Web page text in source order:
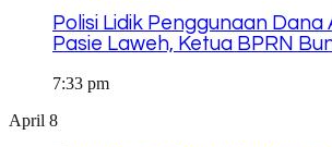
Polisi Lidik Penggunaan Dana
Pasie Laweh, Ketua BPRN
7:33 pm
April 8